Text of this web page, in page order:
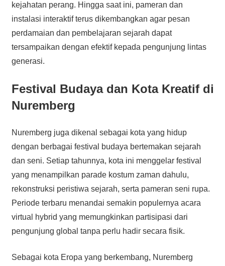
kejahatan perang. Hingga saat ini, pameran dan
instalasi interaktif terus dikembangkan agar pesan
perdamaian dan pembelajaran sejarah dapat
tersampaikan dengan efektif kepada pengunjung lintas
generasi.
Festival Budaya dan Kota Kreatif di
Nuremberg
Nuremberg juga dikenal sebagai kota yang hidup
dengan berbagai festival budaya bertemakan sejarah
dan seni. Setiap tahunnya, kota ini menggelar festival
yang menampilkan parade kostum zaman dahulu,
rekonstruksi peristiwa sejarah, serta pameran seni rupa.
Periode terbaru menandai semakin populernya acara
virtual hybrid yang memungkinkan partisipasi dari
pengunjung global tanpa perlu hadir secara fisik.
Sebagai kota Eropa yang berkembang, Nuremberg